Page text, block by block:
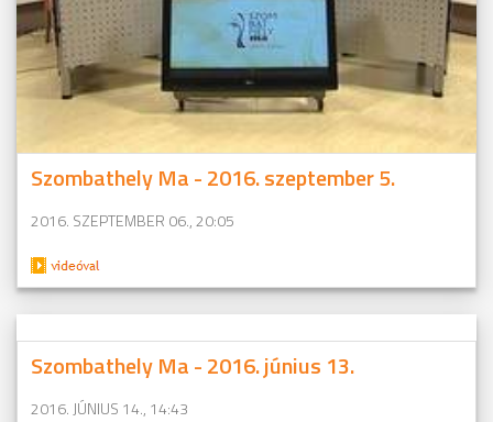
Szombathely Ma - 2016. szeptember 5.
2016. SZEPTEMBER 06., 20:05
Szombathely Ma - 2016. június 13.
2016. JÚNIUS 14., 14:43